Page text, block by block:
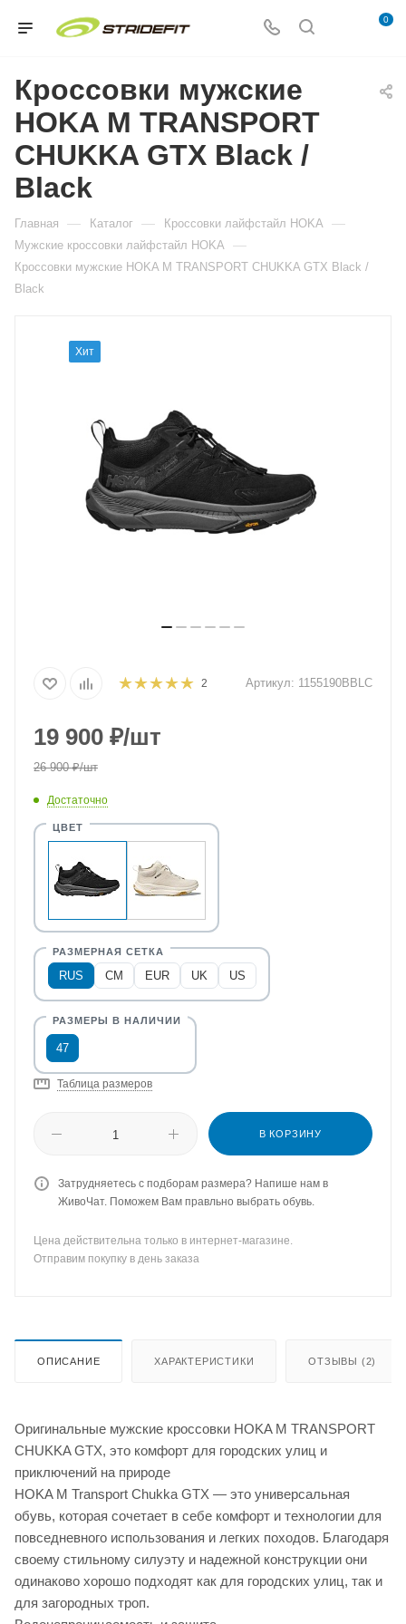
0
Кроссовки мужские
HOKA M TRANSPORT
CHUKKA GTX Black /
Black
Главная — Каталог — Кросcовки лайфстайл HOKA —
Мужские кросcовки лайфстайл HOKA —
Кроссовки мужские HOKA M TRANSPORT CHUKKA GTX Black /
Black
Хит
2 Артикул: 1155190BBLC
19 900 ₽/шт
26 900₽/шт
Достаточно
RUS CM EUR UK US
47
Таблица размеров
В КОРЗИНУ
Затрудняетесь с подборам размера? Напише нам в
ЖивоЧат. Поможем Вам правльно выбрать обувь.
Цена действительна только в интернет-магазине.
Отправим покупку в день заказа
ОПИСАНИЕ ХАРАКТЕРИСТИКИ ОТЗЫВЫ (2)
Оригинальные мужские кроссовки HOKA M TRANSPORT
CHUKKA GTX, это комфорт для городских улиц и
приключений на природе
HOKA M Transport Chukka GTX — это универсальная
обувь, которая сочетает в себе комфорт и технологии для
повседневного использования и легких походов. Благодаря
своему стильному силуэту и надежной конструкции они
одинаково хорошо подходят как для городских улиц, так и
для загородных троп.